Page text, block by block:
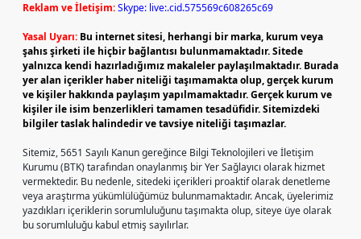
Reklam ve İletişim:Skype: live:.cid.575569c608265c69
Yasal Uyarı: Bu internet sitesi, herhangi bir marka, kurum veya
şahıs şirketi ile hiçbir bağlantısı bulunmamaktadır. Sitede
yalnızca kendi hazırladığımız makaleler paylaşılmaktadır. Burada
yer alan içerikler haber niteliği taşımamakta olup, gerçek kurum
ve kişiler hakkında paylaşım yapılmamaktadır. Gerçek kurum ve
kişiler ile isim benzerlikleri tamamen tesadüfidir. Sitemizdeki
bilgiler taslak halindedir ve tavsiye niteliği taşımazlar.
Sitemiz, 5651 Sayılı Kanun gereğince Bilgi Teknolojileri ve İletişim
Kurumu (BTK) tarafından onaylanmış bir Yer Sağlayıcı olarak hizmet
vermektedir. Bu nedenle, sitedeki içerikleri proaktif olarak denetleme
veya araştırma yükümlülüğümüz bulunmamaktadır. Ancak, üyelerimiz
yazdıkları içeriklerin sorumluluğunu taşımakta olup, siteye üye olarak
bu sorumluluğu kabul etmiş sayılırlar.